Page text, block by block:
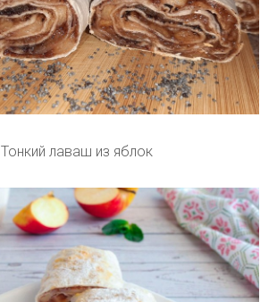
Тонкий лаваш из яблок